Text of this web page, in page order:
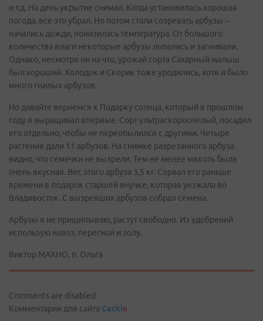
и т.д. На день укрытие снимал. Когда установилась хорошая
погода, все это убрал. Но потом стали созревать арбузы –
начались дожди, понизилась температура. От большого
количества влаги некоторые арбузы лопались и загнивали.
Однако, несмотря ни на что, урожай сорта Сахарный малыш
был хороший. Холодок и Скорик тоже уродились, хотя и было
много гнилых арбузов.
Но давайте вернемся к Подарку солнца, который в прошлом
году я выращивал впервые. Сорт ультраскороспелый, посадил
его отдельно, чтобы не переопылился с другими. Четыре
растения дали 11 арбузов. На снимке разрезанного арбуза
видно, что семечки не вызрели. Тем не менее мякоть была
очень вкусная. Вес этого арбуза 3,5 кг. Сорвал его раньше
времени в подарок старшей внучке, которая уезжала во
Владивосток. С вызревших арбузов собрал семена.
Арбузы я не прищипываю, растут свободно. Из удобрений
использую навоз, перегной и золу.
Виктор МАХНО, п. Ольга
Comments are disabled
Комментарии для сайта Cackle